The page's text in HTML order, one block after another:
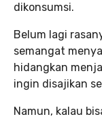
dikonsumsi.
Belum lagi
semangat
hidangkan
ingin disajikan
Namun, kalau